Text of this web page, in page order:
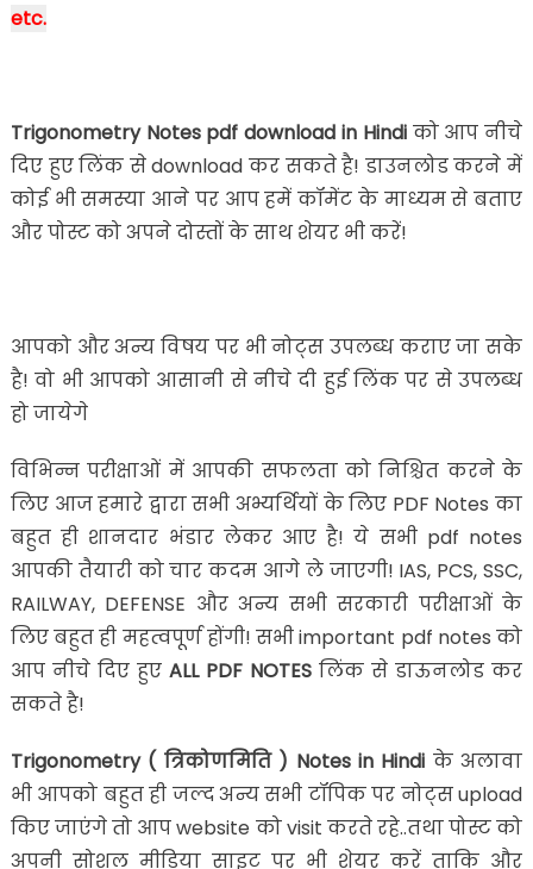
etc.
Trigonometry Notes pdf download in Hindiको आप नीचे
दिए हुए लिंक से download कर सकते है! डाउनलोड करने में
कोई भी समस्या आने पर आप हमें कॉमेंट के माध्यम से बताए
और पोस्ट को अपने दोस्तों के साथ शेयर भी करें!
आपको और अन्य विषय पर भी नोट्स उपलब्ध कराए जा सके
है! वो भी आपको आसानी से नीचे दी हुई लिंक पर से उपलब्ध
हो जायेगे
विभिन्न परीक्षाओं में आपकी सफलता को निश्चित करने के
लिए आज हमारे द्वारा सभी अभ्यर्थियों के लिए PDF Notes का
बहुत ही शानदार भंडार लेकर आए है! ये सभी pdf notes
आपकी तैयारी को चार कदम आगे ले जाएगी! IAS, PCS, SSC,
RAILWAY, DEFENSE और अन्य सभी सरकारी परीक्षाओं के
लिए बहुत ही महत्वपूर्ण होंगी! सभी important pdf notes को
आप नीचे दिए हुए ALL PDF NOTES लिंक से डाऊनलोड कर
सकते है!
Trigonometry ( त्रिकोणमिति ) Notes in Hindi के अलावा
भी आपको बहुत ही जल्द अन्य सभी टॉपिक पर नोट्स upload
किए जाएंगे तो आप website को visit करते रहे..तथा पोस्ट को
अपनी सोशल मीडिया साइट पर भी शेयर करें ताकि और